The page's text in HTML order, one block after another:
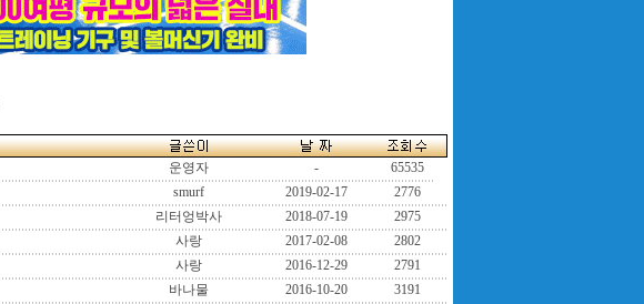
운영자 -
65535
smurf 2019-02-17
2776
리터엉박사 2018-07-19
2975
사랑 2017-02-08
2802
사랑 2016-12-29
2791
바나물 2016-10-20
3191